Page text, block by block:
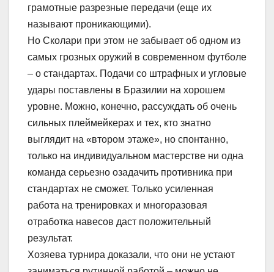
грамотные разрезные передачи (еще их
называют проникающими).
Но Сколари при этом не забывает об одном из
самых грозных оружий в современном футболе
– о стандартах. Подачи со штрафных и угловые
удары поставлены в Бразилии на хорошем
уровне. Можно, конечно, рассуждать об очень
сильных плеймейкерах и тех, кто знатно
выглядит на «втором этаже», но спонтанно,
только на индивидуальном мастерстве ни одна
команда серьезно озадачить противника при
стандартах не сможет. Только усиленная
работа на тренировках и многоразовая
отработка навесов даст положительный
результат.
Хозяева турнира доказали, что они не устают